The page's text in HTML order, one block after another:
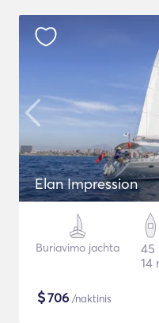
Elan Impression
Buriavimo jachta
45
14
$706 /naktinis